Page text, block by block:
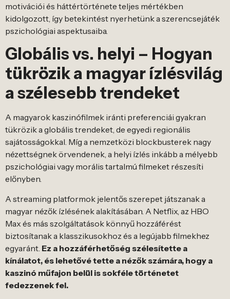
motivációi és háttértörténete teljes mértékben
kidolgozott, így betekintést nyerhetünk a szerencsejáték
pszichológiai aspektusaiba.
Globális vs. helyi – Hogyan
tükrözik a magyar ízlésvilág
a szélesebb trendeket
A magyarok kaszinófilmek iránti preferenciái gyakran
tükrözik a globális trendeket, de egyedi regionális
sajátosságokkal. Míg a nemzetközi blockbusterek nagy
nézettségnek örvendenek, a helyi ízlés inkább a mélyebb
pszichológiai vagy morális tartalmú filmeket részesíti
előnyben.
A streaming platformok jelentős szerepet játszanak a
magyar nézők ízlésének alakításában. A Netflix, az HBO
Max és más szolgáltatások könnyű hozzáférést
biztosítanak a klasszikusokhoz és a legújabb filmekhez
egyaránt. Ez a hozzáférhetőség szélesítette a
kínálatot, és lehetővé tette a nézők számára, hogy a
kaszinó műfajon belül is sokféle történetet
fedezzenek fel.